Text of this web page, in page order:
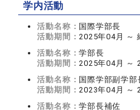
学内活動
活動名称： 国際学部長
活動期間：2025年04月 ～
活動名称：学部長
活動期間：2025年04月 ～
活動名称： 国際学部副学部
活動期間：2023年04月 ～
活動名称：学部長補佐